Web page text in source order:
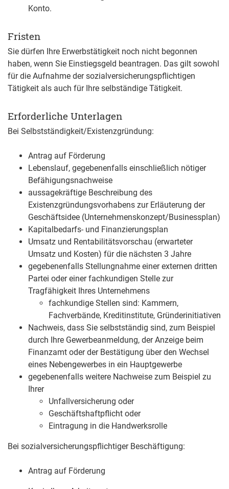
Konto.
Fristen
Sie dürfen Ihre Erwerbstätigkeit noch nicht begonnen
haben, wenn Sie Einstiegsgeld beantragen. Das gilt sowohl
für die Aufnahme der sozialversicherungspflichtigen
Tätigkeit als auch für Ihre selbständige Tätigkeit.
Erforderliche Unterlagen
Bei Selbstständigkeit/Existenzgründung:
Antrag auf Förderung
Lebenslauf, gegebenenfalls einschließlich nötiger
Befähigungsnachweise
aussagekräftige Beschreibung des
Existenzgründungsvorhabens zur Erläuterung der
Geschäftsidee (Unternehmenskonzept/Businessplan)
Kapitalbedarfs- und Finanzierungsplan
Umsatz und Rentabilitätsvorschau (erwarteter
Umsatz und Kosten) für die nächsten 3 Jahre
gegebenenfalls Stellungnahme einer externen dritten
Partei oder einer fachkundigen Stelle zur
Tragfähigkeit Ihres Unternehmens
fachkundige Stellen sind: Kammern,
Fachverbände, Kreditinstitute, Gründerinitiativen
Nachweis, dass Sie selbstständig sind, zum Beispiel
durch Ihre Gewerbeanmeldung, der Anzeige beim
Finanzamt oder der Bestätigung über den Wechsel
eines Nebengewerbes in ein Hauptgewerbe
gegebenenfalls weitere Nachweise zum Beispiel zu
Ihrer
Unfallversicherung oder
Geschäftshaftpflicht oder
Eintragung in die Handwerksrolle
Bei sozialversicherungspflichtiger Beschäftigung:
Antrag auf Förderung